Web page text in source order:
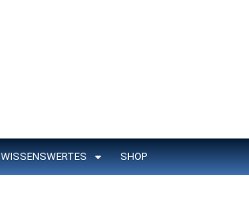
WISSENSWERTES SHOP